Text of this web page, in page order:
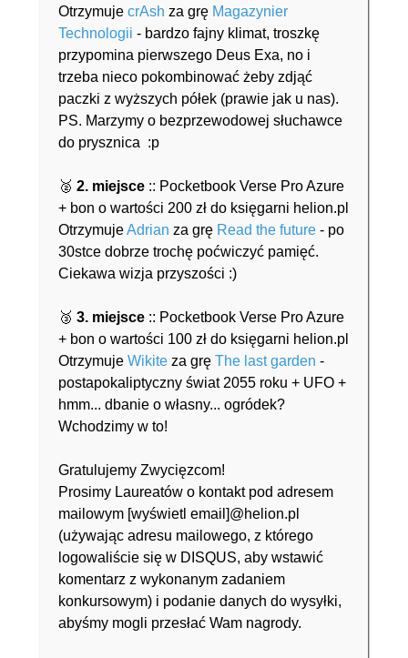
Otrzymuje crAsh za grę Magazynier
Technologii - bardzo fajny klimat, troszkę
przypomina pierwszego Deus Exa, no i
trzeba nieco pokombinować żeby zdjąć
paczki z wyższych półek (prawie jak u nas).
PS. Marzymy o bezprzewodowej słuchawce
do prysznica :p
🥈 2. miejsce :: Pocketbook Verse Pro Azure
+ bon o wartości 200 zł do księgarni helion.pl
OtrzymujeAdrian za grę Read the future - po
30stce dobrze trochę poćwiczyć pamięć.
Ciekawa wizja przyszości :)
🥉 3. miejsce :: Pocketbook Verse Pro Azure
+ bon o wartości 100 zł do księgarni helion.pl
Otrzymuje Wikite za grę The last garden -
postapokaliptyczny świat 2055 roku + UFO +
hmm... dbanie o własny... ogródek?
Wchodzimy w to!
Gratulujemy Zwycięzcom!
Prosimy Laureatów o kontakt pod adresem
mailowym [wyświetl email]@helion.pl
(używając adresu mailowego, z którego
logowaliście się w DISQUS, aby wstawić
komentarz z wykonanym zadaniem
konkursowym) i podanie danych do wysyłki,
abyśmy mogli przesłać Wam nagrody.